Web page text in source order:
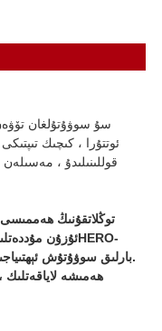
ئوتتۇرا ، كىچىك
قوللىنىلىدۇ ،
توڭلاتقۇنىڭ
ئۇزۇنHERO-
بارلىق سوۋۇتۇش ئېھتىياجىڭىز ئۈچۈن سوۋۇتۇش مەھسۇلاتلىرى.